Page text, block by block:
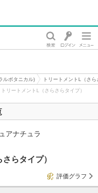
ルボタニカル)
トリートメントL（さ
リートメントL（さらさらタイプ）
アナチュラ
らタイプ）
評価グラフ